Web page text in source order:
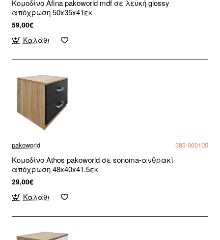
Κομοδίνο Afina pakoworld mdf σε λευκή glossy
απόχρωση 50x35x41εκ
59,00€
Καλάθι
pakoworld 383-000105
Κομοδίνο Athos pakoworld σε sonoma-ανθρακί
απόχρωση 48x40x41.5εκ
29,00€
Καλάθι